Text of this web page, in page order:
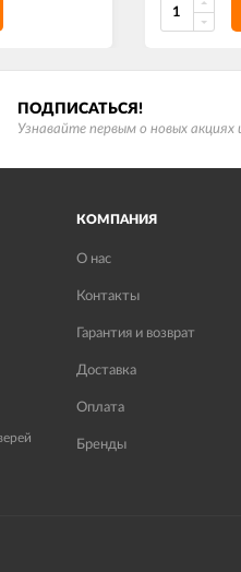
ПОДПИСАТЬСЯ!
Узнавайте первым о новых акциях
КОМПАНИЯ
О нас
Контакты
Гарантия и возврат
Доставка
Оплата
Бренды